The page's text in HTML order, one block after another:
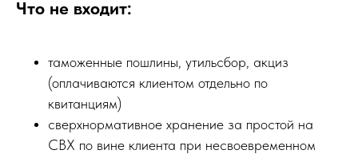
Что не входит:
таможенные пошлины, утильсбор, акциз
(оплачиваются клиентом отдельно по
квитанциям)
сверхнормативное хранение за простой на
СВХ по вине клиента при несвоевременном